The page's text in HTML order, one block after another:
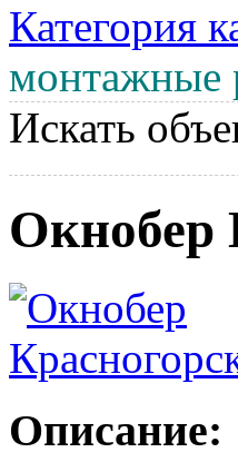
Категория
монтажные
Искать
Окнобер
Описание: